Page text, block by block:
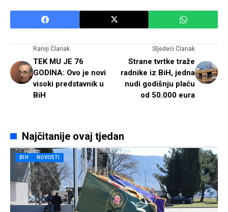
Raniji Članak
TEK MU JE 76
GODINA: Ovo je novi
visoki predstavnik u
BiH
Sljedeći Članak
Strane tvrtke traže
radnike iz BiH, jedna
nudi godišnju plaću
od 50.000 eura
Najčitanije ovaj tjedan
BIH NOVOSTI